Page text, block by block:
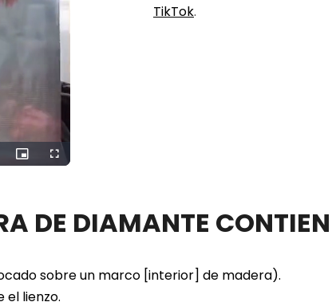
Picture-
in-
Fullscreen
TikTok.
DE DIAMANTE
sobre un marco [interior] de madera).
el lienzo.